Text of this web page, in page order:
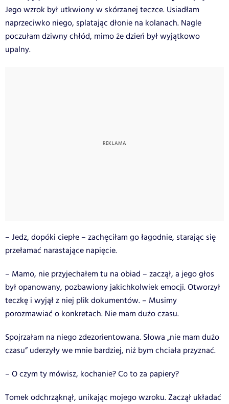
Jego wzrok był utkwiony w skórzanej teczce. Usiadłam
naprzeciwko niego, splatając dłonie na kolanach. Nagle
poczułam dziwny chłód, mimo że dzień był wyjątkowo
upalny.
– Jedz, dopóki ciepłe – zachęciłam go łagodnie, starając się
przełamać narastające napięcie.
– Mamo, nie przyjechałem tu na obiad – zaczął, a jego głos
był opanowany, pozbawiony jakichkolwiek emocji. Otworzył
teczkę i wyjął z niej plik dokumentów. – Musimy
porozmawiać o konkretach. Nie mam dużo czasu.
Spojrzałam na niego zdezorientowana. Słowa „nie mam dużo
czasu” uderzyły we mnie bardziej, niż bym chciała przyznać.
– O czym ty mówisz, kochanie? Co to za papiery?
Tomek odchrząknął, unikając mojego wzroku. Zaczął układać